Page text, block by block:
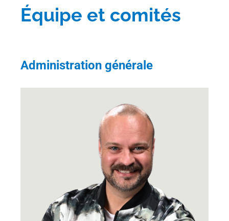
Équipe et comités
Administration générale